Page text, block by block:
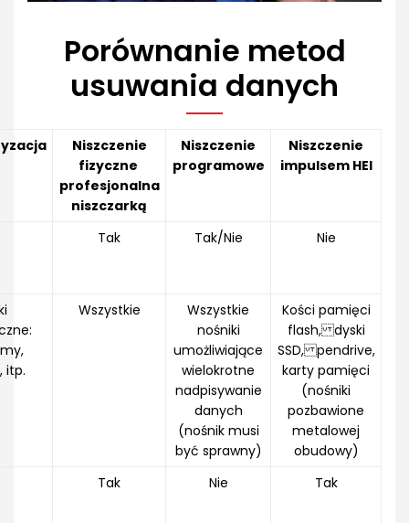
Porównanie metod
usuwania danych
Niszczenie
fizyczne
profesjonalna
niszczarką
Niszczenie
programowe
Niszczenie
impulsem HEI
Tak Tak/Nie Nie
itp.
Wszystkie
Wszystkie
nośniki
umożliwiające
wielokrotne
nadpisywanie
danych
(nośnik musi
być sprawny)
Kości pamięci
flash, dyski
SSD, pendrive,
karty pamięci
(nośniki
pozbawione
metalowej
obudowy)
Tak
Nie Tak